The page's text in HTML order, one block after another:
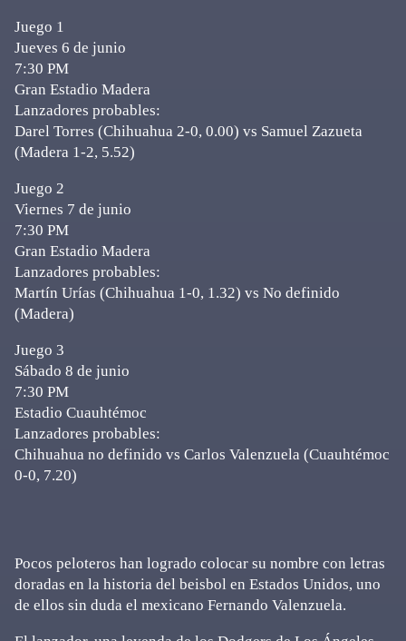
Juego 1
Jueves 6 de junio
7:30 PM
Gran Estadio Madera
Lanzadores probables:
Darel Torres (Chihuahua 2-0, 0.00) vs Samuel Zazueta
(Madera 1-2, 5.52)
Juego 2
Viernes 7 de junio
7:30 PM
Gran Estadio Madera
Lanzadores probables:
Martín Urías (Chihuahua 1-0, 1.32) vs No definido
(Madera)
Juego 3
Sábado 8 de junio
7:30 PM
Estadio Cuauhtémoc
Lanzadores probables:
Chihuahua no definido vs Carlos Valenzuela (Cuauhtémoc
0-0, 7.20)
Pocos peloteros han logrado colocar su nombre con letras
doradas en la historia del beisbol en Estados Unidos, uno
de ellos sin duda el mexicano Fernando Valenzuela.